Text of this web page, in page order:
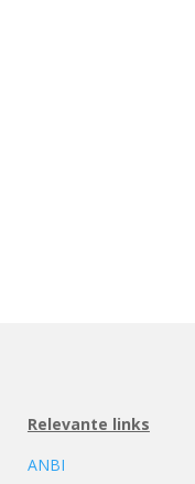
Relevante links
ANBI